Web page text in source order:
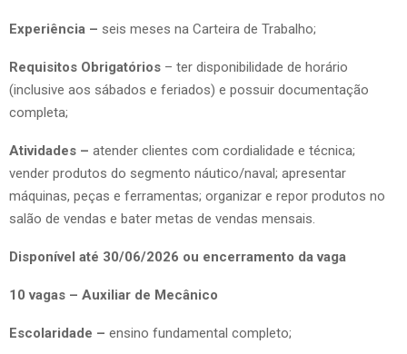
Experiência – seis meses na Carteira de Trabalho;
Requisitos Obrigatórios – ter disponibilidade de horário
(inclusive aos sábados e feriados) e possuir documentação
completa;
Atividades – atender clientes com cordialidade e técnica;
vender produtos do segmento náutico/naval; apresentar
máquinas, peças e ferramentas; organizar e repor produtos no
salão de vendas e bater metas de vendas mensais.
Disponível até 30/06/2026 ou encerramento da vaga
10 vagas – Auxiliar de Mecânico
Escolaridade – ensino fundamental completo;